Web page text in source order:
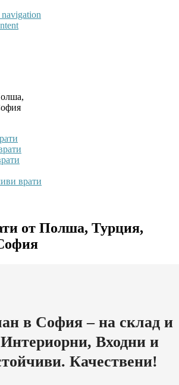
врати
от Полша, Турция,
в София – на склад и
Входни и
Качествени!